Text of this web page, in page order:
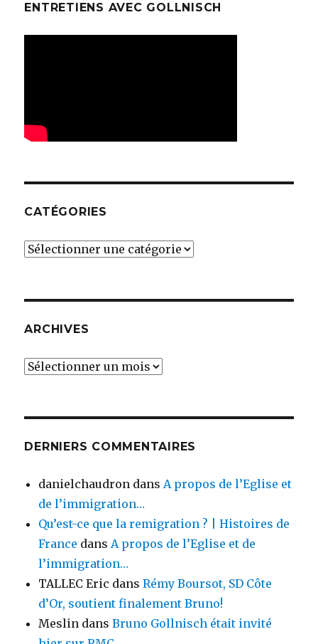
ENTRETIENS AVEC GOLLNISCH
CATÉGORIES
Catégories
ARCHIVES
Archives
DERNIERS COMMENTAIRES
danielchaudron dansA propos de l’Eglise et
de l’immigration…
Qu’est-ce que la remigration ? | Histoires de
France dansA propos de l’Eglise et de
l’immigration…
TALLEC Eric dansRémy Boursot, SD Côte
d’Or, soutient finalement Bruno!
Meslin dansBruno Gollnisch était invité